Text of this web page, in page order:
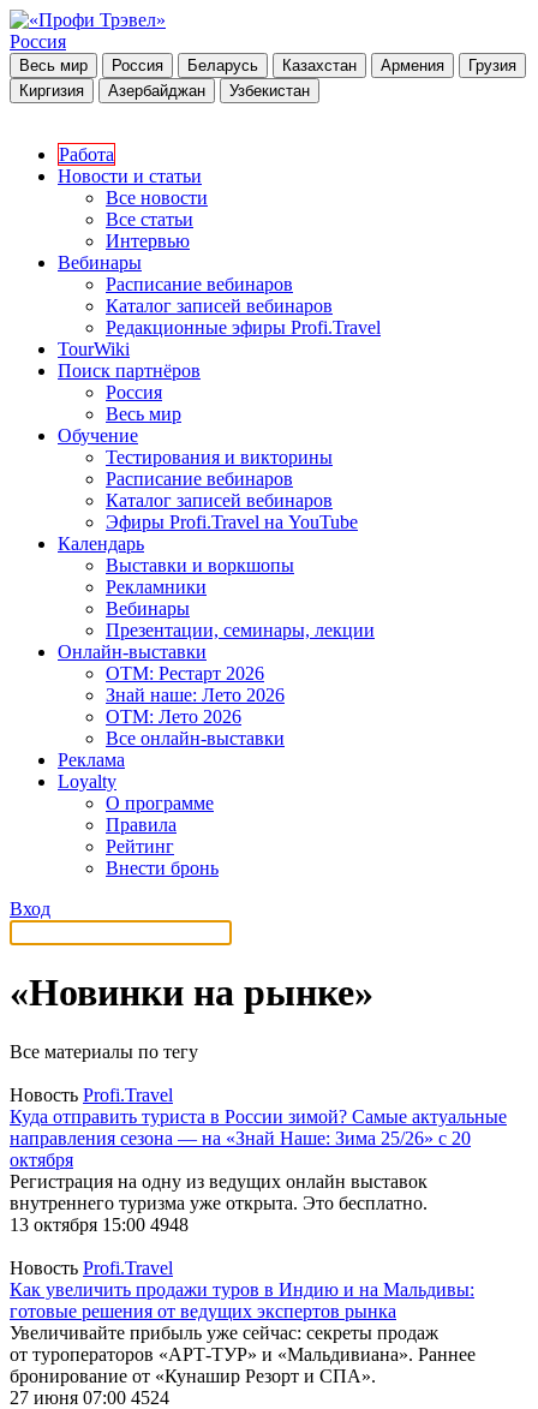
Россия
Весь мир Россия Беларусь Казахстан Армения
Грузия
Киргизия
Азербайджан Узбекистан
Работа
Новости и статьи
Все новости
Все статьи
Интервью
Вебинары
Расписание вебинаров
Каталог записей вебинаров
Редакционные эфиры Profi.Travel
TourWiki
Поиск партнёров
Россия
Весь мир
Обучение
Тестирования и викторины
Расписание вебинаров
Каталог записей вебинаров
Эфиры Profi.Travel на YouTube
Календарь
Выставки и воркшопы
Рекламники
Вебинары
Презентации, семинары, лекции
Онлайн-выставки
OTM: Рестарт 2026
Знай наше: Лето 2026
OTM: Лето 2026
Все онлайн-выставки
Реклама
Loyalty
О программе
Правила
Рейтинг
Внести бронь
Вход
«Новинки на рынке»
Все материалы по тегу
Новость Profi.Travel
Куда отправить туриста в России зимой? Самые актуальные
направления сезона — на «Знай Наше: Зима 25/26» с 20
октября
Регистрация на одну из ведущих онлайн выставок
внутреннего туризма уже открыта. Это бесплатно.
13 октября 15:00 4948
Новость Profi.Travel
Как увеличить продажи туров в Индию и на Мальдивы:
готовые решения от ведущих экспертов рынка
Увеличивайте прибыль уже сейчас: секреты продаж
от туроператоров «АРТ-ТУР» и «Мальдивиана». Раннее
бронирование от «Кунашир Резорт и СПА».
27 июня 07:00 4524